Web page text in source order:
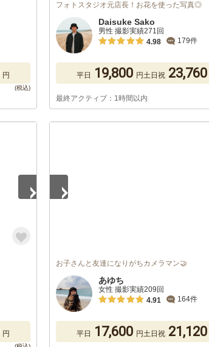
円
フォトスタジオ元店長！お花を使った写真◎
Daisuke Sako
男性 撮影実績271回
4.98
179件
平日 19,800 円土日祝 23,760
最終アクティブ：1時間以内
円
お子さんと友達になりがちカメラマン🤝
あゆち
女性 撮影実績209回
4.91
164件
平日 17,600 円土日祝 21,120